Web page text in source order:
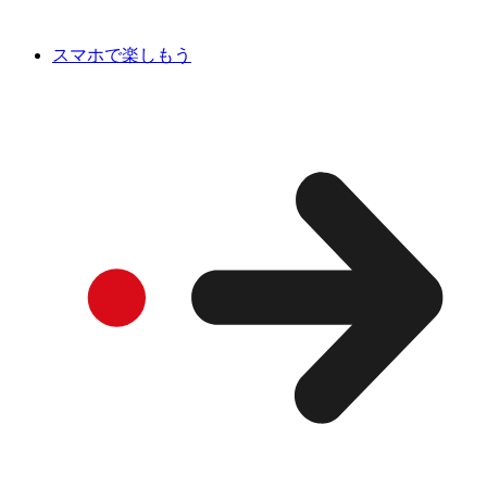
スマホで楽しもう